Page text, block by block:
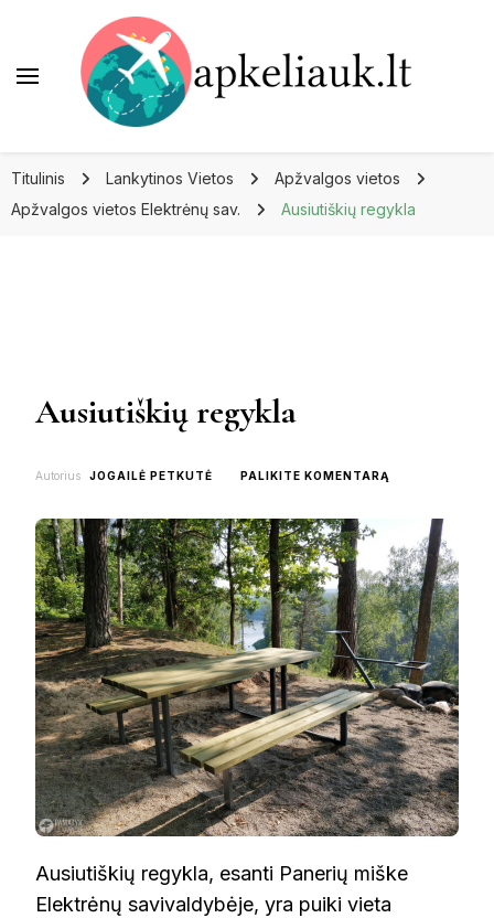
Titulinis Lankytinos Vietos
Apžvalgos vietos
Apžvalgos vietos Elektrėnų sav.
Ausiutiškių regykla
Ausiutiškių regykla
Autorius JOGAILĖ PETKUTĖ PALIKITE KOMENTARĄ
Ausiutiškių regykla, esanti Panerių miške
Elektrėnų savivaldybėje, yra puiki vieta